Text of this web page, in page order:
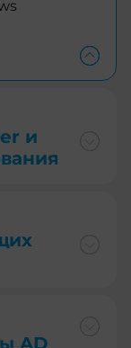
и
AD